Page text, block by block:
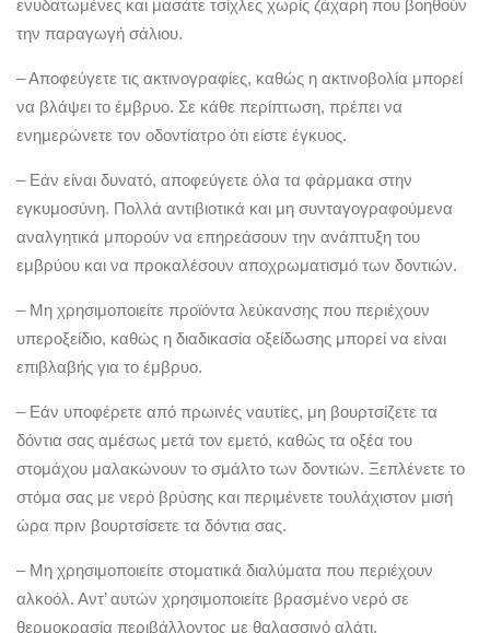
ενυδατωμένες και μασάτε τσίχλες χωρίς ζάχαρη που βοηθούν
την παραγωγή σάλιου.
– Αποφεύγετε τις ακτινογραφίες, καθώς η ακτινοβολία μπορεί
να βλάψει το έμβρυο. Σε κάθε περίπτωση, πρέπει να
ενημερώνετε τον οδοντίατρο ότι είστε έγκυος.
– Εάν είναι δυνατό, αποφεύγετε όλα τα φάρμακα στην
εγκυμοσύνη. Πολλά αντιβιοτικά και μη συνταγογραφούμενα
αναλγητικά μπορούν να επηρεάσουν την ανάπτυξη του
εμβρύου και να προκαλέσουν αποχρωματισμό των δοντιών.
– Μη χρησιμοποιείτε προϊόντα λεύκανσης που περιέχουν
υπεροξείδιο, καθώς η διαδικασία οξείδωσης μπορεί να είναι
επιβλαβής για το έμβρυο.
– Εάν υποφέρετε από πρωινές ναυτίες, μη βουρτσίζετε τα
δόντια σας αμέσως μετά τον εμετό, καθώς τα οξέα του
στομάχου μαλακώνουν το σμάλτο των δοντιών. Ξεπλένετε το
στόμα σας με νερό βρύσης και περιμένετε τουλάχιστον μισή
ώρα πριν βουρτσίσετε τα δόντια σας.
– Μη χρησιμοποιείτε στοματικά διαλύματα που περιέχουν
αλκοόλ. Αντ’ αυτών χρησιμοποιείτε βρασμένο νερό σε
θερμοκρασία περιβάλλοντος με θαλασσινό αλάτι.